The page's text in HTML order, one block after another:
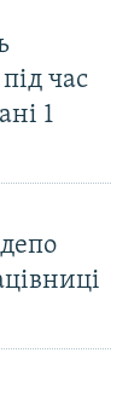
час
1